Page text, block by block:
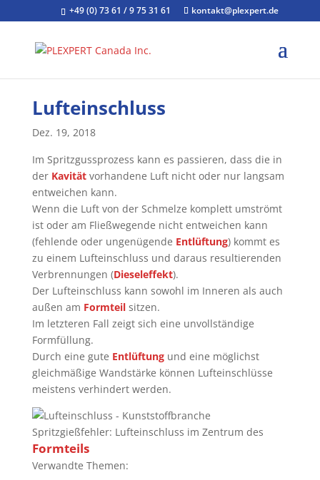
+49 (0) 73 61 / 9 75 31 61 kontakt@plexpert.de
Lufteinschluss
Dez. 19, 2018
Im Spritzgussprozess kann es passieren, dass die in
der Kavitätvorhandene Luft nicht oder nur langsam
entweichen kann.
Wenn die Luft von der Schmelze komplett umströmt
ist oder am Fließwegende nicht entweichen kann
(fehlende oder ungenügende Entlüftung) kommt es
zu einem Lufteinschluss und daraus resultierenden
Verbrennungen (Dieseleffekt).
Der Lufteinschluss kann sowohl im Inneren als auch
außen am Formteilsitzen.
Im letzteren Fall zeigt sich eine unvollständige
Formfüllung.
Durch eine gute Entlüftungund eine möglichst
gleichmäßige Wandstärke können Lufteinschlüsse
meistens verhindert werden.
Spritzgießfehler: Lufteinschluss im Zentrum des
Formteils
Verwandte Themen: